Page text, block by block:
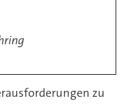
zu